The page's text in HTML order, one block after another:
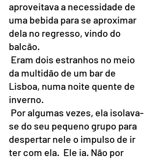
aproveitava a necessidade de
uma bebida para se aproximar
dela no regresso, vindo do
balcão.
da multidão de um bar de
Lisboa, numa noite quente de
inverno.
se do seu pequeno grupo para
despertar nele o impulso de ir
ter com ela.  Ele ia. Não por